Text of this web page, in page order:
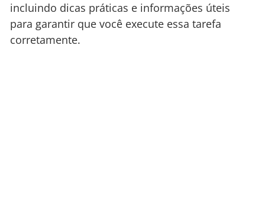
incluindo dicas práticas e informações úteis
para garantir que você execute essa tarefa
corretamente.